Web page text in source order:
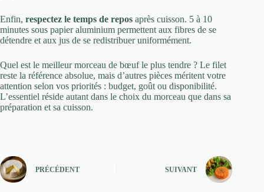
Enfin, respectez le temps de repos après cuisson. 5 à 10
minutes sous papier aluminium permettent aux fibres de se
détendre et aux jus de se redistribuer uniformément.
Quel est le meilleur morceau de bœuf le plus tendre ? Le filet
reste la référence absolue, mais d’autres pièces méritent votre
attention selon vos priorités : budget, goût ou disponibilité.
L’essentiel réside autant dans le choix du morceau que dans sa
préparation et sa cuisson.
PRÉCÉDENT SUIVANT